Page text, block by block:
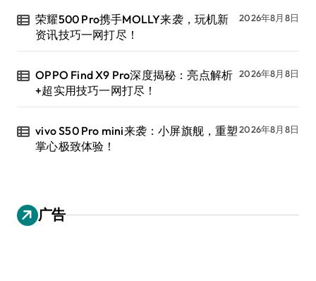
荣耀500 Pro携手MOLLY来袭，玩机新
资讯技巧一网打尽！
2026年8月8日
OPPO Find X9 Pro深度揭秘：亮点解析
+超实用技巧一网打尽！
2026年8月8日
vivo S50 Pro mini来袭：小屏旗舰，重塑
掌心极致体验！
2026年8月8日
广告